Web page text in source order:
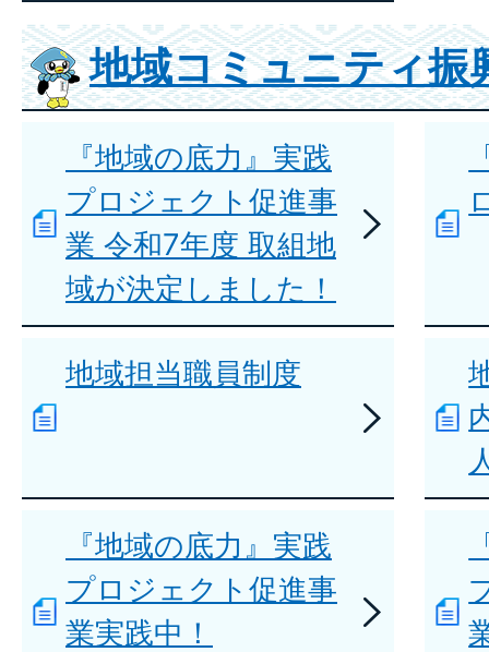
地域コミュニティ振
『地域の底力』実践
プロジェクト促進事
業 令和7年度 取組地
域が決定しました！
地域担当職員制度
『地域の底力』実践
プロジェクト促進事
業実践中！